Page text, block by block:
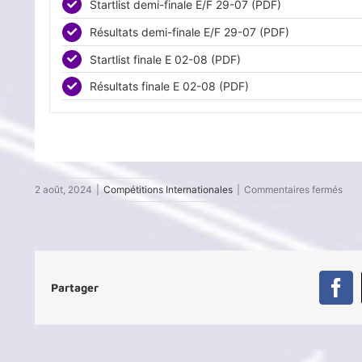
Startlist demi-finale E/F 29-07 (PDF)
Résultats demi-finale E/F 29-07 (PDF)
Startlist finale E 02-08 (PDF)
Résultats finale E 02-08 (PDF)
2 août, 2024 Compétitions Internationales Commentaires ferméssur
des
Partager